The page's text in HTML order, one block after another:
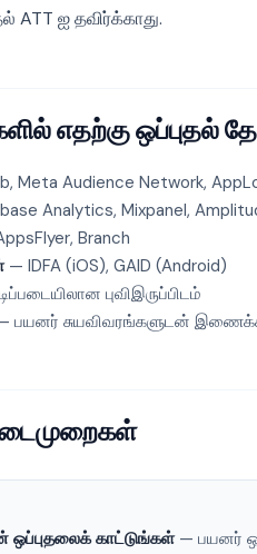
ATT ஐ தவிர்க்காது.
எதற்கு ஒப்புதல்
Meta Audience Network,
Analytics, Mixpanel,
Branch
— IDFA (iOS), GAID (Android)
புவிஇருப்பிடம்
பயனர் சுயவிவரங்களுடன்
ஒப்புதலைக் காட்டுங்கள்— பயனர்